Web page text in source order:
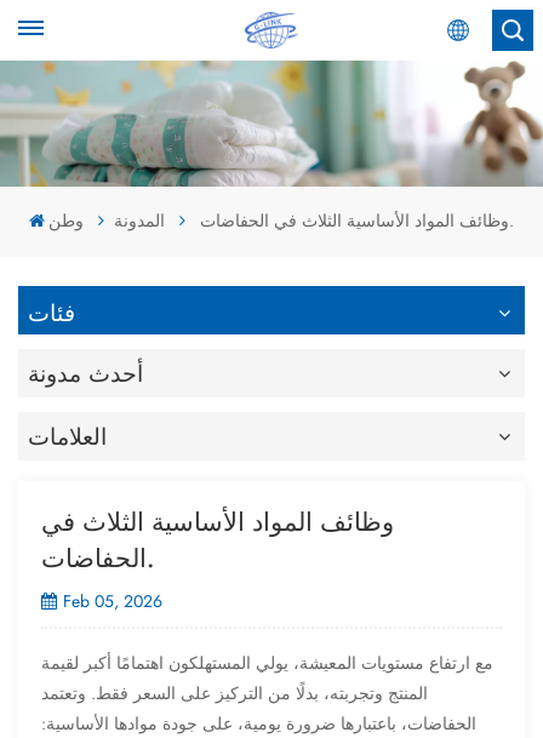
عربي
English
وطن المدونة وظائف المواد الأساسية الثلاث في الحفاضات.
فئات
أحدث مدونة
العلامات
وظائف المواد الأساسية الثلاث في
الحفاضات.
Feb 05, 2026
مع ارتفاع مستويات المعيشة، يولي المستهلكون اهتمامًا أكبر لقيمة
المنتج وتجربته، بدلًا من التركيز على السعر فقط. وتعتمد
الحفاضات، باعتبارها ضرورة يومية، على جودة موادها الأساسية: